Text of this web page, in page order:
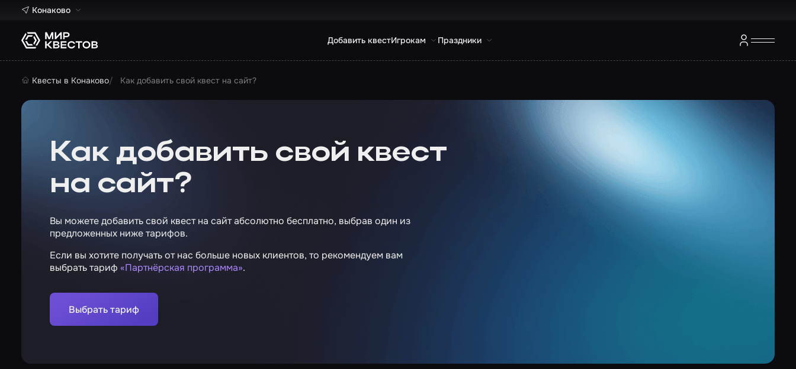
Конаково
Добавить квестИгрокам Праздники
Квесты в Конаково Как добавить свой квест на сайт?
Как добавить свой квест
на сайт?
Вы можете добавить свой квест на сайт абсолютно бесплатно, выбрав один из
предложенных ниже тарифов.
Если вы хотите получать от нас больше новых клиентов, то рекомендуем вам
выбрать тариф «Партнёрская программа».
Выбрать тариф